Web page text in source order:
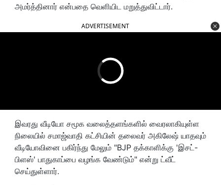
அமர்த்தினார் என்பதை வெளியிட மறுத்துவிட்டார்.
ADVERTISEMENT
இவரது வீடியோ சமூக வலைத்தளங்களில் வைரலாகியுள்ள
நிலையில் சமாஜ்வாதி கட்சியின் தலைவர் அகிலேஷ் யாதவும்
வீடியோவினை பகிர்ந்து மேலும் "BJP தக்காளிக்கு 'இசட்-
பிளஸ்' பாதுகாப்பை வழங்க வேண்டும்" என்று ட்வீட்
செய்துள்ளார்.